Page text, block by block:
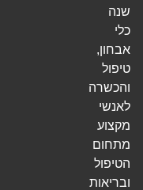
שנה
כלי
אבחון,
טיפול
והכשרה
לאנשי
מקצוע
מתחום
הטיפול
ובריאות